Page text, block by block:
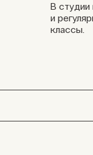
В студии
и
классы.